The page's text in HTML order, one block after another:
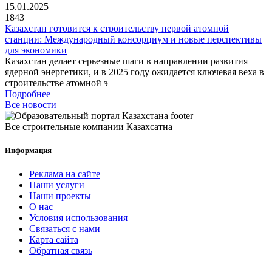
15.01.2025
1843
Казахстан готовится к строительству первой атомной
станции: Международный консорциум и новые перспективы
для экономики
Казахстан делает серьезные шаги в направлении развития
ядерной энергетики, и в 2025 году ожидается ключевая веха в
строительстве атомной э
Подробнее
Все новости
Все строительные компании Казахсатна
Информация
Реклама на сайте
Наши услуги
Наши проекты
О нас
Условия использования
Связаться с нами
Карта сайта
Обратная связь